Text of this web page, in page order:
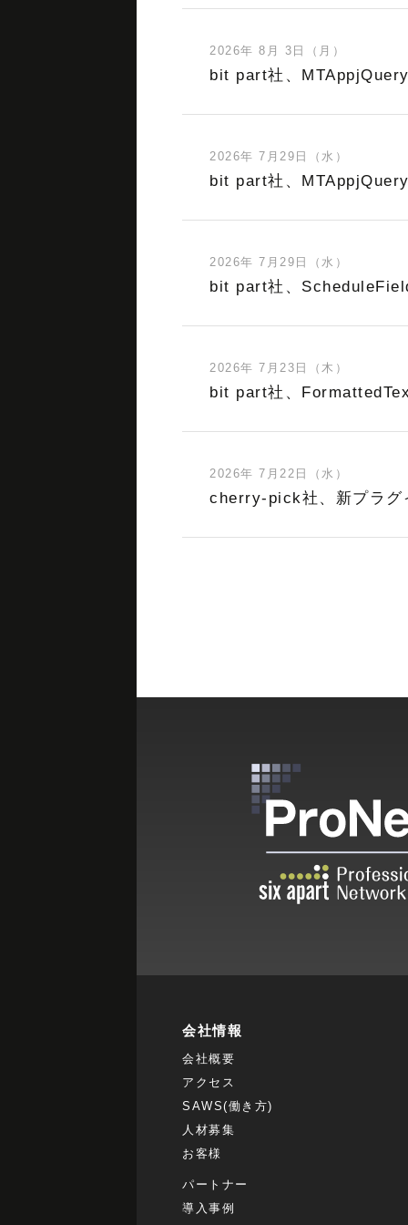
2026年 8月 3日（月）
bit part社、
2026年 7月29日（水）
bit part社、
2026年 7月29日（水）
bit part社、
2026年 7月23日（木）
bit part社、
2026年 7月22日（水）
cherry-pick社、新プラ
会社情報
会社概要
アクセス
SAWS(働き方)
人材募集
お客様
パートナー
導入事例